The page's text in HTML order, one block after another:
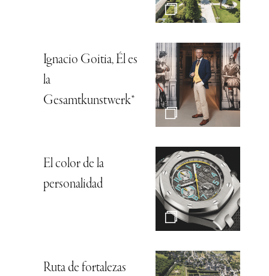
Ignacio Goitia, Él es
la
Gesamtkunstwerk*
El color de la
personalidad
Ruta de fortalezas